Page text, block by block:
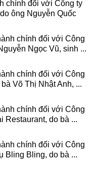
chính đối với Công ty
ông Nguyễn Quốc
chính đối với Công
Ngọc Vũ, sinh ...
chính đối với Công
Võ Thị Nhật Anh, ...
chính đối với Công
Restaurant, do bà ...
chính đối với Công
Bling Bling, do bà ...